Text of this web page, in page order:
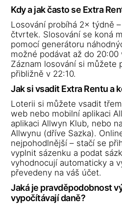
Kdy a jak často se Extra
Losování probíhá 2× týdně
čtvrtek. Slosování se koná
pomocí generátoru
možné podávat až do 20:00
Záznam losování si můžete
přibližně v 22:10.
Jak si vsadit Extra Rentu a
Loterii si můžete vsadit
web nebo mobilní aplikaci
aplikaci Allwyn Klub, nebo
Allwynu (dříve Sazka).
nejpohodlnější – stačí se
vyplnit sázenku a podat
vyhodnocují automaticky a
převedeny na váš účet.
Jaká je pravděpodobnost
vypočítávají daně?